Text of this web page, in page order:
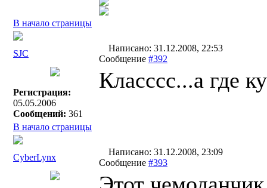
В начало страницы
SJC
Написано: 31.12.2008, 22:53
Сообщение #392
Регистрация:
05.05.2006
Сообщений: 361
Класссс...а где
В начало страницы
СyberLynx
Написано: 31.12.2008, 23:09
Сообщение #393